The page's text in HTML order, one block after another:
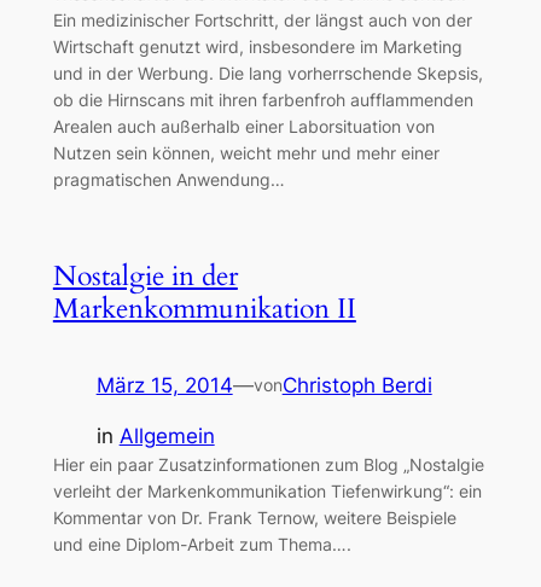
Ein medizinischer Fortschritt, der längst auch von der
Wirtschaft genutzt wird, insbesondere im Marketing
und in der Werbung. Die lang vorherrschende Skepsis,
ob die Hirnscans mit ihren farbenfroh aufflammenden
Arealen auch außerhalb einer Laborsituation von
Nutzen sein können, weicht mehr und mehr einer
pragmatischen Anwendung…
Nostalgie in der
Markenkommunikation II
März 15, 2014—vonChristoph Berdi
in Allgemein
Hier ein paar Zusatzinformationen zum Blog „Nostalgie
verleiht der Markenkommunikation Tiefenwirkung“: ein
Kommentar von Dr. Frank Ternow, weitere Beispiele
und eine Diplom-Arbeit zum Thema….